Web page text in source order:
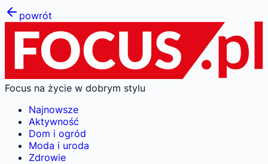
powrót
Focus na życie w dobrym stylu
Najnowsze
Aktywność
Dom i ogród
Moda i uroda
Zdrowie